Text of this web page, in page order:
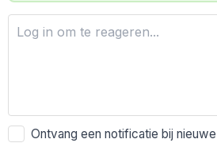
Ontvang een notificatie bij